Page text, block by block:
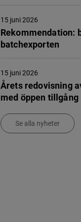
Rekommendation:
batchexporten
15 juni 2026
Årets redovisning
med öppen tillgång
15 juni 2026
Se alla nyheter